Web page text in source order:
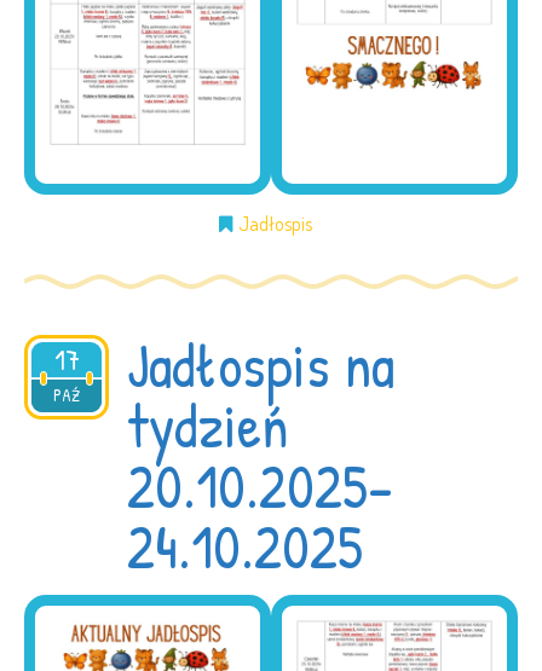
Jadłospis
17
PAŹ
2025 Jadłospis na
tydzień
20.10.2025-
24.10.2025